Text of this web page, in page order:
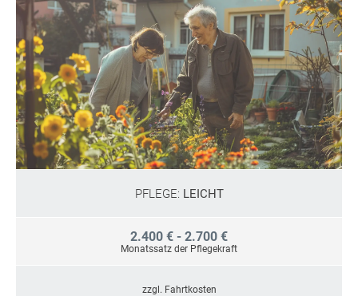
PFLEGE: LEICHT
2.400 € - 2.700 €
Monatssatz der Pflegekraft
zzgl. Fahrtkosten